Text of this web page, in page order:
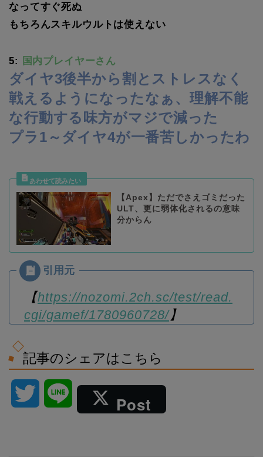
なってすぐ死ぬ
もちろんスキルウルトは使えない
5: 国内プレイヤーさん
ダイヤ3後半から割とストレスなく
戦えるようになったなぁ、理解不能
な行動する味方がマジで減った
プラ1～ダイヤ4が一番苦しかったわ
【Apex】ただでさえゴミだった
ULT、更に弱体化されるの意味
分からん
【https://nozomi.2ch.sc/test/read.
cgi/gamef/1780960728/】
記事のシェアはこちら
Post